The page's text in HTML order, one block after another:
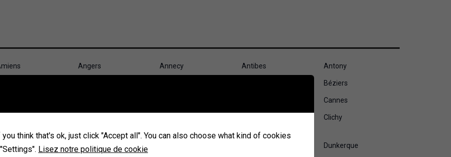
Angers Annecy Antibes Antony
Béziers
Cannes
Clichy
Créteil Dunkerque
think that's ok, just click "Accept all". You can also choose what kind of cookies
Lisez notre politique de cookie